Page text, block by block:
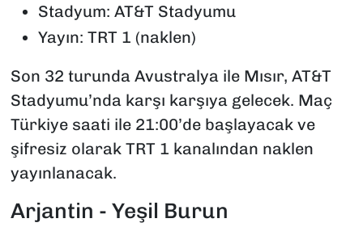
Stadyum: AT&T Stadyumu
Yayın: TRT 1 (naklen)
Son 32 turunda Avustralya ile Mısır, AT&T
Stadyumu’nda karşı karşıya gelecek. Maç
Türkiye saati ile 21:00’de başlayacak ve
şifresiz olarak TRT 1 kanalından naklen
yayınlanacak.
Arjantin - Yeşil Burun